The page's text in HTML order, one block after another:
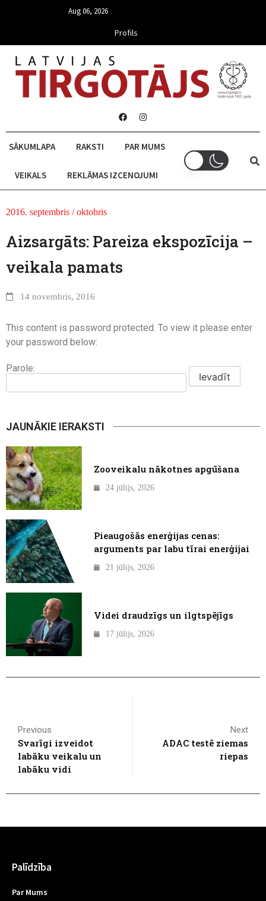
Aug 06, 2026
Profils
SĀKUMLAPA RAKSTI PAR MUMS
VEIKALS REKLĀMAS IZCENOJUMI
2016. septembris / oktobris
Aizsargāts: Pareiza ekspozīcija –
veikala pamats
14 novembris, 2016
This content is password protected. To view it please enter
your password below:
Parole:
JAUNĀKIE IERAKSTI
Zooveikalu nākotnes apgūšana
24 jūlijs, 2026
Pieaugošās enerģijas cenas:
arguments par labu tīrai enerģijai
21 jūlijs, 2026
Videi draudzīgs un ilgtspējīgs
17 jūlijs, 2026
Previous
Svarīgi izveidot
labāku veikalu un
labāku vidi
Next
ADAC testē ziemas
riepas
Palīdzība
Par Mums